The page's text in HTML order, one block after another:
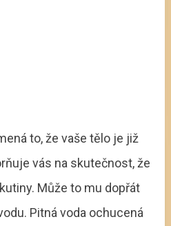
to, že vaše tělo je již
vás na skutečnost, že
Může to mu dopřát
Pitná voda ochucená